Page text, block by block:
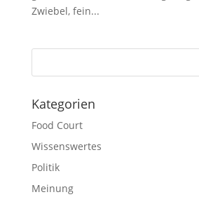
Zwiebel, fein...
Kategorien
Food Court
Wissenswertes
Politik
Meinung